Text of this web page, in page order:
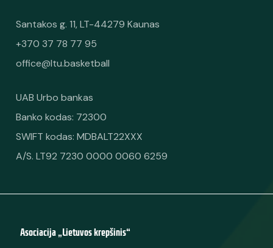
Santakos g. 11, LT-44279 Kaunas
+370 37 78 77 95
office@ltu.basketball
UAB Urbo bankas
Banko kodas: 72300
SWIFT kodas: MDBALT22XXX
A/S. LT92 7230 0000 0060 6259
Asociacija „Lietuvos krepšinis“